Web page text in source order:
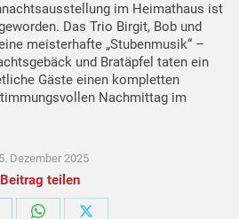
im Heimathaus ist
Das Trio Birgit, Bob und
meisterhafte „Stubenmusik“ –
und Bratäpfel taten ein
Gäste einen kompletten
Nachmittag im
Dezember 2025
Beitrag teilen